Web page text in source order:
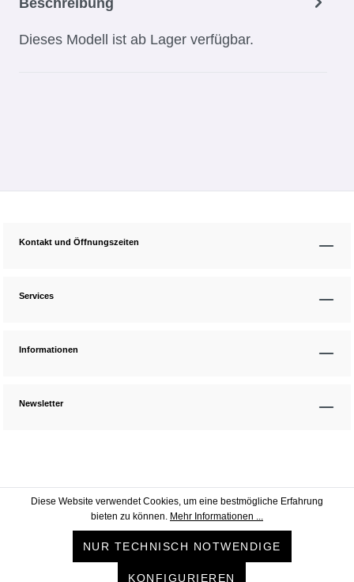
Dieses Modell ist ab Lager verfügbar.
Kontakt und Öffnungszeiten
Services
Informationen
Newsletter
Diese Website verwendet Cookies, um eine bestmögliche Erfahrung
bieten zu können. Mehr Informationen ...
NUR TECHNISCH NOTWENDIGE
KONFIGURIEREN